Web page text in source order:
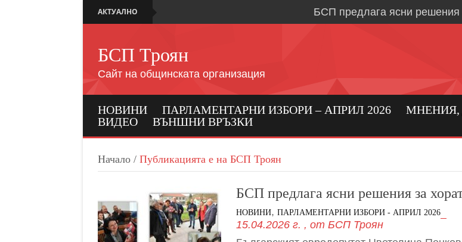
АКТУАЛНО
БСП предлага ясни решения
Николай Бериевски:
Дипломацията е
Александрово и Лешница:
своите нужди
БСП Троян
Сайт на общинската организация
НОВИНИ ПАРЛАМЕНТАРНИ ИЗБОРИ – АПРИЛ 2026
ВИДЕО
ВЪНШНИ ВРЪЗКИ
Начало / Публикацията е на БСП Троян
БСП предлага ясни решения за
НОВИНИ, ПАРЛАМЕНТАРНИ ИЗБОРИ - АПРИЛ 2026
15.04.2026 г. , от БСП Троян